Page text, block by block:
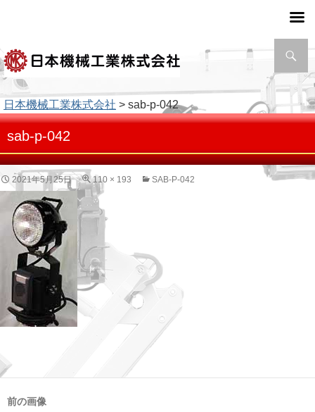
索
日本機械工業株式会社 > sab-p-042
sab-p-042
2021年5月25日 110 × 193 SAB-P-042
前の画像